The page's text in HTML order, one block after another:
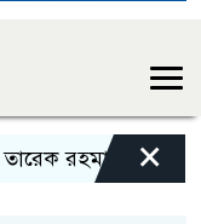
রহমানকে নিয়ে
×